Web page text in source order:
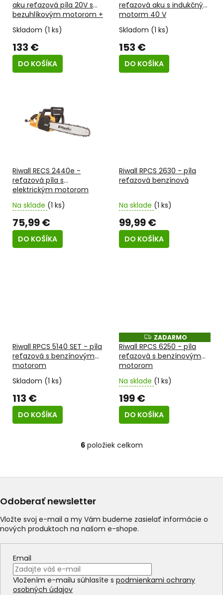
A
R
M
O
aku reťazová píla 20V s
bezuhlíkovým motorom +
4Ah batéria + nabíjačka
Skladom (1 ks)
133 €
DO KOŠÍKA
A
R
O
reťazová aku s indukčným
motorm 40 V
Skladom (1 ks)
153 €
DO KOŠÍKA
Riwall RECS 2440e -
reťazová píla s
elektrickým motorom
Na sklade (1 ks)
75,99 €
DO KOŠÍKA
Riwall RPCS 2630 - píla
reťazová benzínová
Na sklade (1 ks)
99,99 €
DO KOŠÍKA
Riwall RPCS 5140 SET - píla
reťazová s benzínovým
motorom
Skladom (1 ks)
113 €
DO KOŠÍKA
Z
A
D
A
R
O
ZADARMO
Riwall RPCS 6250 - píla
reťazová s benzínovým
motorom
Na sklade (1 ks)
199 €
DO KOŠÍKA
O
á
i
e
p
r
k
y
v
6položiek celkom
Odoberať newsletter
Vložte svoj e-mail a my Vám budeme zasielať informácie o
nových produktoch na našom e-shope.
Email
Vložením e-mailu súhlasíte s podmienkami ochrany
osobných údajov